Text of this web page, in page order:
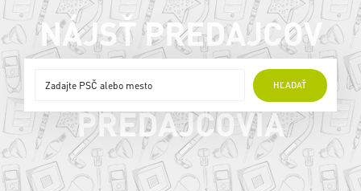
NÁJSŤ PREDAJCOV
HĽADAŤ
ONLINE
PREDAJCOVIA